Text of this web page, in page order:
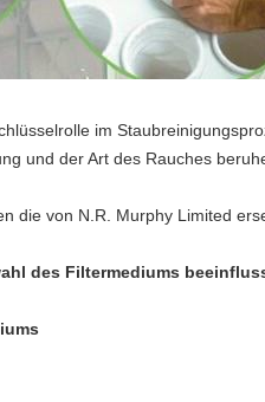
im
und der Art des Rauches
die von N.R. Murphy Limited
des Filtermediums